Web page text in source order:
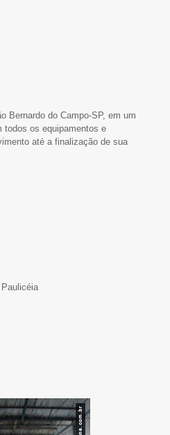
Bernardo do Campo-SP, em um
todos os equipamentos e
até a finalização de sua